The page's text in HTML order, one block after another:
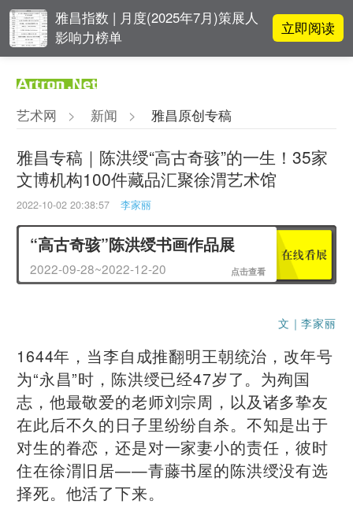
雅昌指数 | 月度(2025年7月)策展人
影响力榜单
立即阅读
破界与归真
对话 | 在开放和自由中确立艺术价
值
张瀚文：以物质媒介具象化精神世
界
艺术网 > 新闻 > 雅昌原创专稿
雅昌专稿｜陈洪绶“高古奇骇”的一生！35家
文博机构100件藏品汇聚徐渭艺术馆
2022-10-02 20:38:57 李家丽
“高古奇骇”陈洪绶书画作品展
2022-09-28~2022-12-20 点击查看
文｜李家丽
1644年，当李自成推翻明王朝统治，改年号
为“永昌”时，陈洪绶已经47岁了。为殉国
志，他最敬爱的老师刘宗周，以及诸多挚友
在此后不久的日子里纷纷自杀。不知是出于
对生的眷恋，还是对一家妻小的责任，彼时
住在徐渭旧居——青藤书屋的陈洪绶没有选
择死。他活了下来。